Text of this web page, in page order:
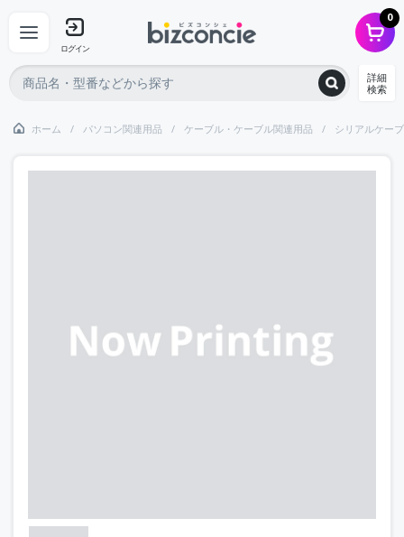
ログイン
0
詳細
検索
ホーム パソコン関連用品 ケーブル・ケーブル関連用品 シリアルケー